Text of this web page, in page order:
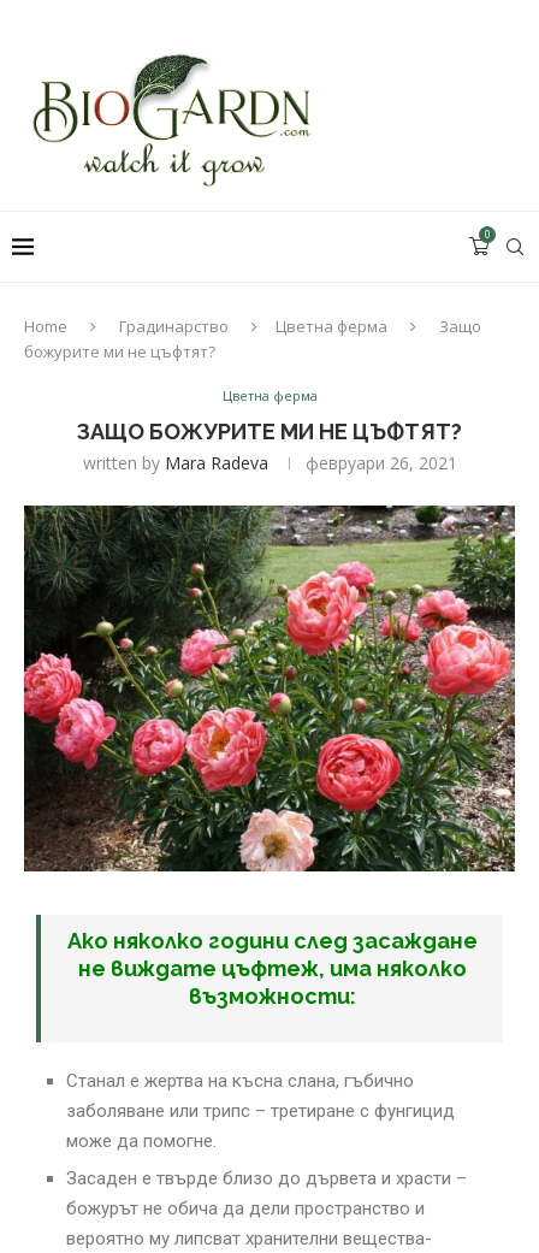
0
Home Градинарство Цветна ферма
Защо
божурите ми не цъфтят?
Цветна ферма
ЗАЩО БОЖУРИТЕ МИ НЕ ЦЪФТЯТ?
written by Mara Radeva февруари 26, 2021
Ако няколко години след засаждане
не виждате цъфтеж, има няколко
възможности:
Станал е жертва на късна слана, гъбично
заболяване или трипс – третиране с фунгицид
може да помогне.
Засаден е твърде близо до дървета и храсти –
божурът не обича да дели пространство и
вероятно му липсват хранителни вещества-